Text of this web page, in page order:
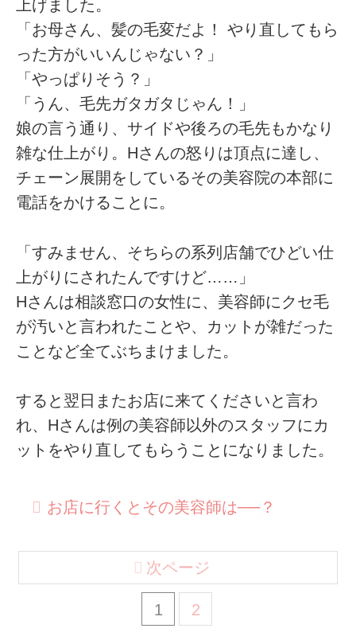
上げました。
「お母さん、髪の毛変だよ！ やり直してもら
った方がいいんじゃない？」
「やっぱりそう？」
「うん、毛先ガタガタじゃん！」
娘の言う通り、サイドや後ろの毛先もかなり
雑な仕上がり。Hさんの怒りは頂点に達し、
チェーン展開をしているその美容院の本部に
電話をかけることに。
「すみません、そちらの系列店舗でひどい仕
上がりにされたんですけど……」
Hさんは相談窓口の女性に、美容師にクセ毛
が汚いと言われたことや、カットが雑だった
ことなど全てぶちまけました。
すると翌日またお店に来てくださいと言わ
れ、Hさんは例の美容師以外のスタッフにカ
ットをやり直してもらうことになりました。
お店に行くとその美容師は──？
1 2
次ページ